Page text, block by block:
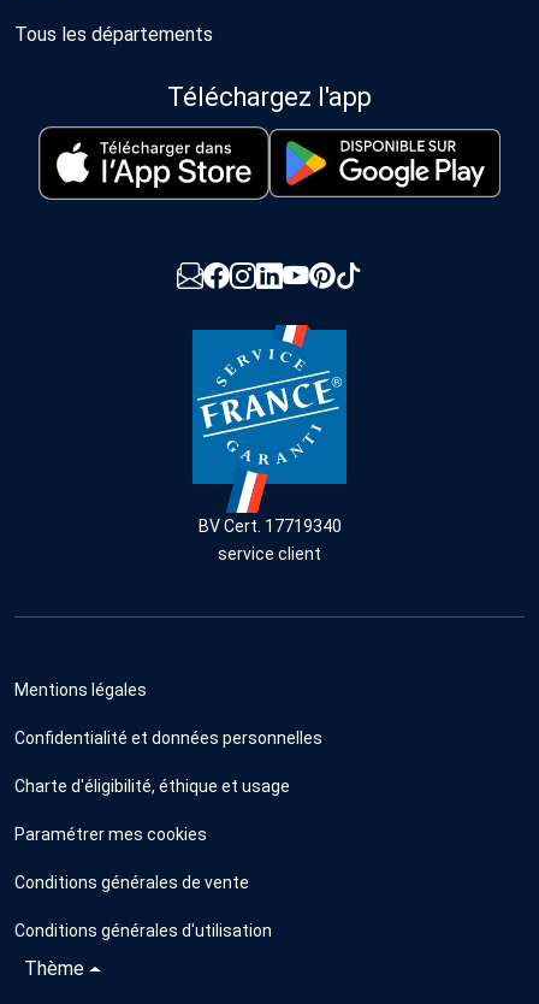
Tous les départements
Téléchargez l'app
BV Cert. 17719340
service client
Mentions légales
Confidentialité et données personnelles
Charte d'éligibilité, éthique et usage
Paramétrer mes cookies
Conditions générales de vente
Conditions générales d'utilisation
Thème